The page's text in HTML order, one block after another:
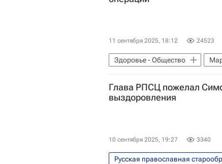
11 сентября 2025, 18:12 24523
Здоровье - Общество
Захар Прилепин
Россия
Глава РПСЦ пожелал
выздоровления
10 сентября 2025, 19:27 3340
Русская православная